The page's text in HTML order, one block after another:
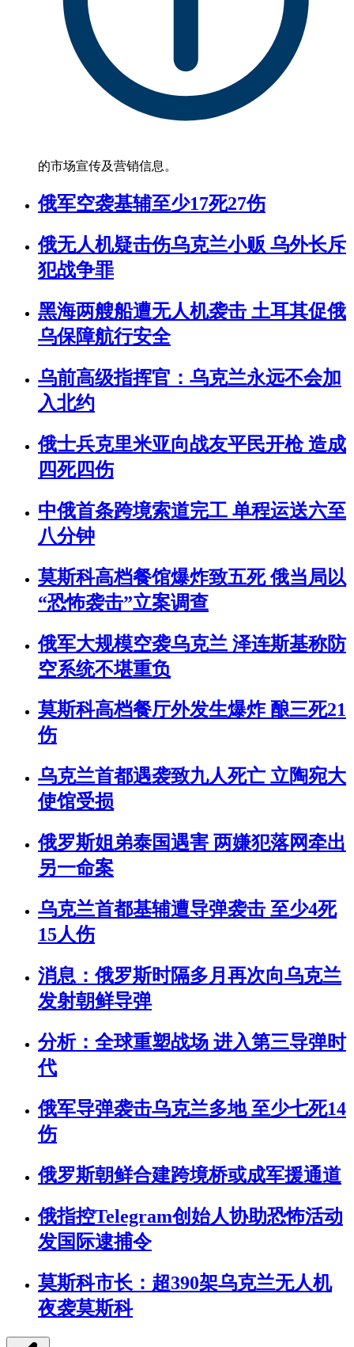
的市场宣传及营销信息。
俄军空袭基辅至少17死27伤
俄无人机疑击伤乌克兰小贩 乌外长斥
犯战争罪
黑海两艘船遭无人机袭击 土耳其促俄
乌保障航行安全
乌前高级指挥官：乌克兰永远不会加
入北约
俄士兵克里米亚向战友平民开枪 造成
四死四伤
中俄首条跨境索道完工 单程运送六至
八分钟
莫斯科高档餐馆爆炸致五死 俄当局以
“恐怖袭击”立案调查
俄军大规模空袭乌克兰 泽连斯基称防
空系统不堪重负
莫斯科高档餐厅外发生爆炸 酿三死21
伤
乌克兰首都遇袭致九人死亡 立陶宛大
使馆受损
俄罗斯姐弟泰国遇害 两嫌犯落网牵出
另一命案
乌克兰首都基辅遭导弹袭击 至少4死
15人伤
消息：俄罗斯时隔多月再次向乌克兰
发射朝鲜导弹
分析：全球重塑战场 进入第三导弹时
代
俄军导弹袭击乌克兰多地 至少七死14
伤
俄罗斯朝鲜合建跨境桥或成军援通道
俄指控Telegram创始人协助恐怖活动
发国际逮捕令
莫斯科市长：超390架乌克兰无人机
夜袭莫斯科